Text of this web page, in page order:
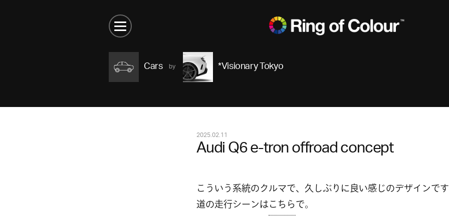
Cars *Visionary Tokyo
2025.02.11
Audi Q6 e-tron offroad concept
こういう系統のクルマで、久しぶりに良い感じのデザインで
道の走行シーンはこちらで。